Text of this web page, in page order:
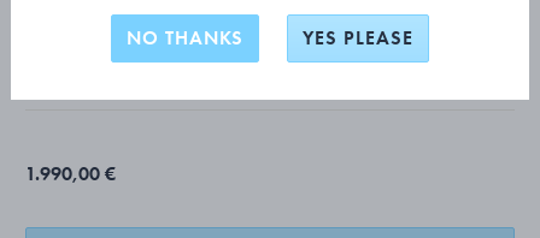
The Collector Armreif 254
1.990,00 €
NO THANKS YES PLEASE